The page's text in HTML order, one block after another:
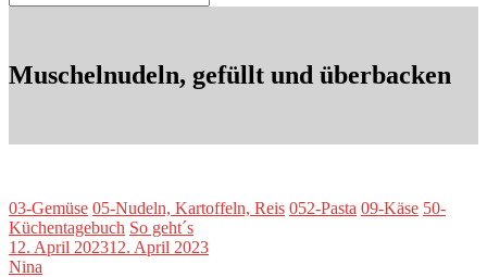
nach:
Muschelnudeln, gefüllt und überbacken
03-Gemüse 05-Nudeln, Kartoffeln, Reis 052-Pasta 09-Käse 50-
Küchentagebuch So geht´s
12. April 202312. April 2023
Nina